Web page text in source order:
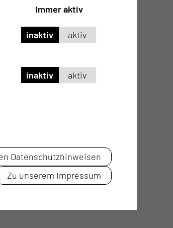
Immer aktiv
inaktiv aktiv
inaktiv aktiv
Datenschutzhinweisen
Zu unserem Impressum